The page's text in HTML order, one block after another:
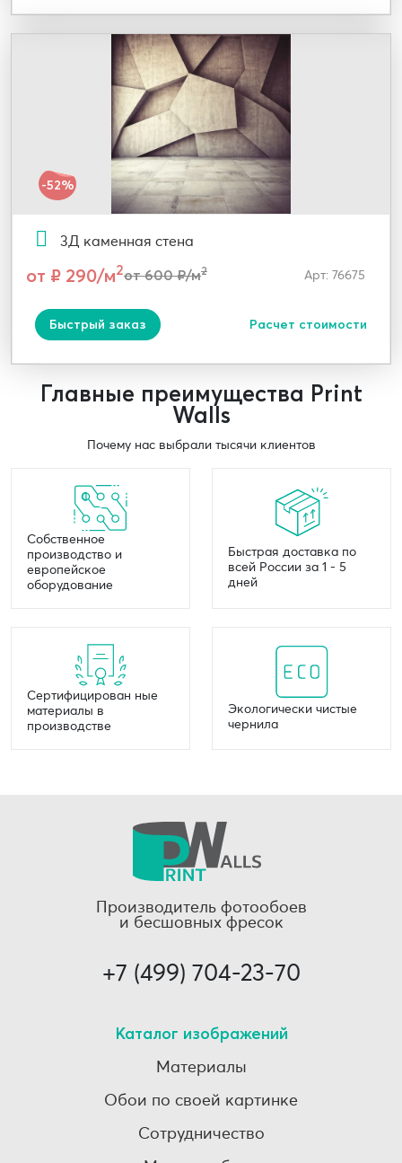
-52%
3Д каменная стена
от ₽ 290/м2от 600 ₽/м2 Арт: 76675
Быстрый заказ Расчет стоимости
Главные преимущества Print
Walls
Почему нас выбрали тысячи клиентов
Собственное
производство и
европейское
оборудование
Быстрая доставка по
всей России за 1 - 5
дней
Сертифицирован ные
материалы в
производстве
Экологически чистые
чернила
Производитель фотообоев
и бесшовных фресок
+7 (499) 704-23-70
Каталог изображений
Материалы
Обои по своей картинке
Сотрудничество